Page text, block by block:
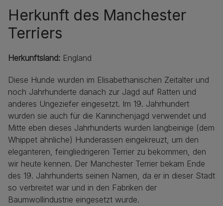
Herkunft des Manchester
Terriers
Herkunftsland: England
Diese Hunde wurden im Elisabethanischen Zeitalter und
noch Jahrhunderte danach zur Jagd auf Ratten und
anderes Ungeziefer eingesetzt. Im 19. Jahrhundert
wurden sie auch für die Kaninchenjagd verwendet und
Mitte eben dieses Jahrhunderts wurden langbeinige (dem
Whippet ähnliche) Hunderassen eingekreuzt, um den
eleganteren, feingliedrigeren Terrier zu bekommen, den
wir heute kennen. Der Manchester Terrier bekam Ende
des 19. Jahrhunderts seinen Namen, da er in dieser Stadt
so verbreitet war und in den Fabriken der
Baumwollindustrie eingesetzt wurde.